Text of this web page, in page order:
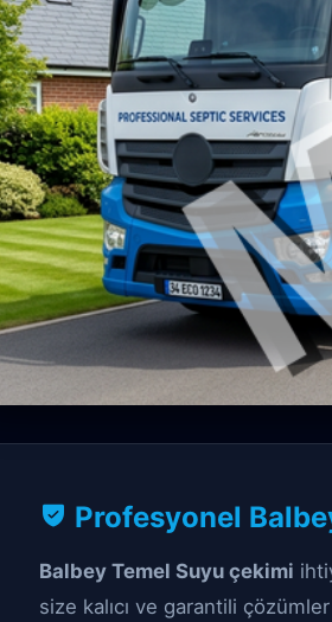
Balbey Temel
Profesyonel
Balbey Temel Suyu çekimi
size kalıcı ve garantili